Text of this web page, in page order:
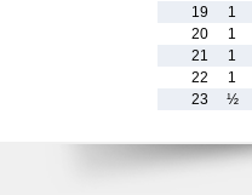
19
1
20
1
21
1
22
1
23
½